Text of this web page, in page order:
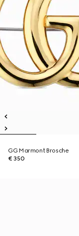
GG Marmont Brosche
€ 350